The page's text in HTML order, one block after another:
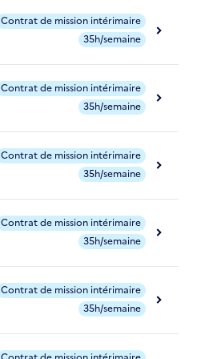
Contrat de mission intérimaire
35h/semaine
Contrat de mission intérimaire
35h/semaine
Contrat de mission intérimaire
35h/semaine
Contrat de mission intérimaire
35h/semaine
Contrat de mission intérimaire
35h/semaine